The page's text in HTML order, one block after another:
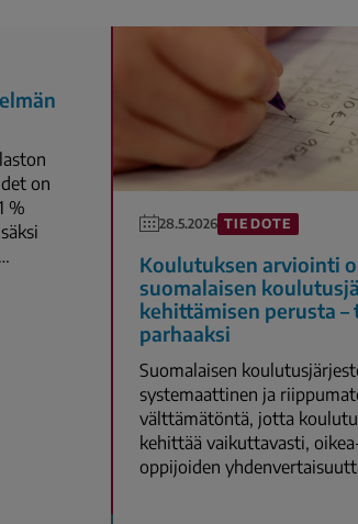
on
%
28.5.2026 TIEDOTE
Koulutuksen arviointi
suomalaisen
kehittämisen perusta
parhaaksi
Suomalaisen
systemaattinen ja
välttämätöntä, jotta
kehittää vaikuttavasti,
oppijoiden